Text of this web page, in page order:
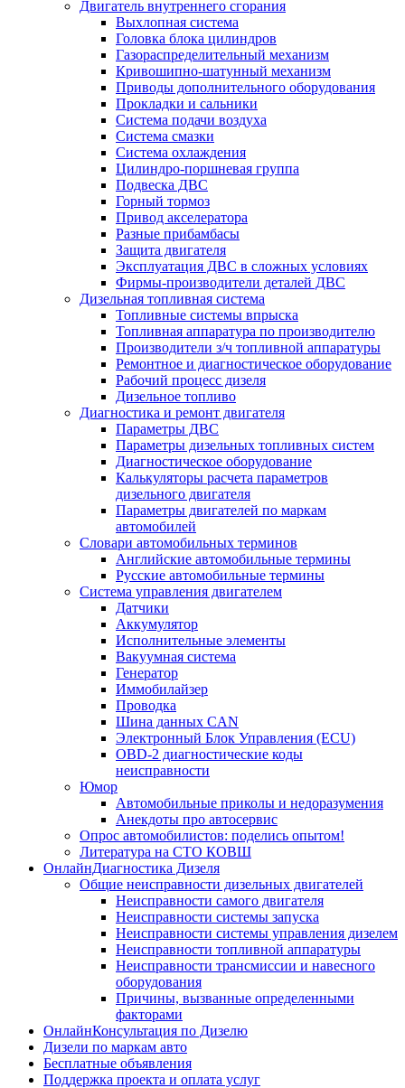
Двигатель внутреннего сгорания
Выхлопная система
Головка блока цилиндров
Газораспределительный механизм
Кривошипно-шатунный механизм
Приводы дополнительного оборудования
Прокладки и сальники
Система подачи воздуха
Система смазки
Система охлаждения
Цилиндро-поршневая группа
Подвеска ДВС
Горный тормоз
Привод акселератора
Разные прибамбасы
Защита двигателя
Эксплуатация ДВС в сложных условиях
Фирмы-производители деталей ДВС
Дизельная топливная система
Топливные системы впрыска
Топливная аппаратура по производителю
Производители з/ч топливной аппаратуры
Ремонтное и диагностическое оборудование
Рабочий процесс дизеля
Дизельное топливо
Диагностика и ремонт двигателя
Параметры ДВС
Параметры дизельных топливных систем
Диагностическое оборудование
Калькуляторы расчета параметров
дизельного двигателя
Параметры двигателей по маркам
автомобилей
Словари автомобильных терминов
Английские автомобильные термины
Русские автомобильные термины
Система управления двигателем
Датчики
Аккумулятор
Исполнительные элементы
Вакуумная система
Генератор
Иммобилайзер
Проводка
Шина данных CAN
Электронный Блок Управления (ECU)
OBD-2 диагностические коды
неисправности
Юмор
Автомобильные приколы и недоразумения
Анекдоты про автосервис
Опрос автомобилистов: поделись опытом!
Литература на СТО КОВШ
ОнлайнДиагностика Дизеля
Общие неисправности дизельных двигателей
Неисправности самого двигателя
Неисправности системы запуска
Неисправности системы управления дизелем
Неисправности топливной аппаратуры
Неисправности трансмиссии и навесного
оборудования
Причины, вызванные определенными
факторами
ОнлайнКонсультация по Дизелю
Дизели по маркам авто
Бесплатные объявления
Поддержка проекта и оплата услуг